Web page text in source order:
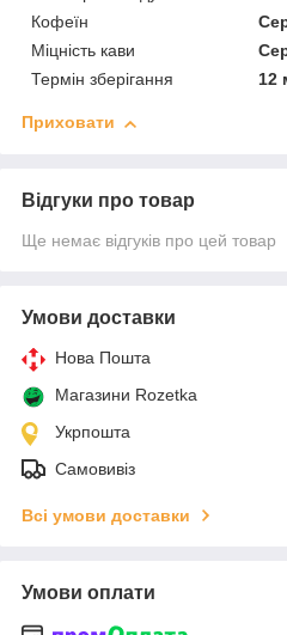
Кофеїн
Міцність кави
Термін зберігання
12
Приховати
Відгуки про товар
Ще немає відгуків про цей товар
Умови доставки
Нова Пошта
Магазини Rozetka
Укрпошта
Самовивіз
Всі умови доставки
Умови оплати